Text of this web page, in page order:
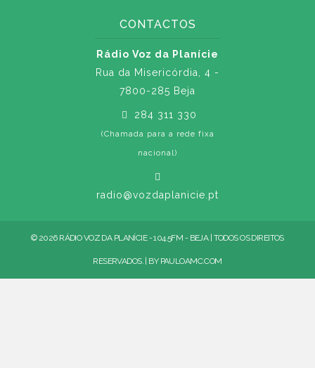
CONTACTOS
Rádio Voz da Planície
Rua da Misericórdia, 4 -
7800-285 Beja
284 311 330
(Chamada para a rede fixa
nacional)
radio@vozdaplanicie.pt
© 2026 RÁDIO VOZ DA PLANÍCIE - 104.5FM - BEJA | TODOS OS DIREITOS
RESERVADOS. | BY PAULOAMC.COM